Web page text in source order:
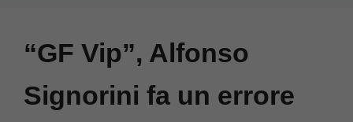
“GF Vip”, Alfonso
Signorini fa un errore